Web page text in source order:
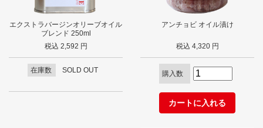
エクストラバージンオリーブオイル
ブレンド 250ml
税込 2,592 円
在庫数 SOLD OUT
アンチョビ オイル漬け
税込 4,320 円
購入数